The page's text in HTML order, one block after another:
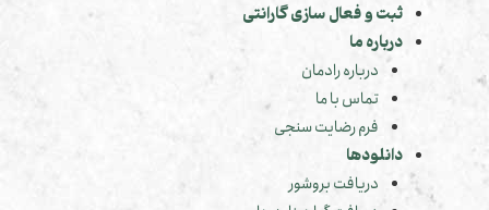
ثبت و فعال سازی گارانتی
درباره ما
درباره رادمان
تماس با ما
فرم رضایت سنجی
دانلودها
دریافت بروشور